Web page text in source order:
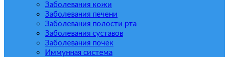
Заболевания кожи
Заболевания печени
Заболевания полости рта
Заболевания суставов
Заболевания почек
Иммунная система